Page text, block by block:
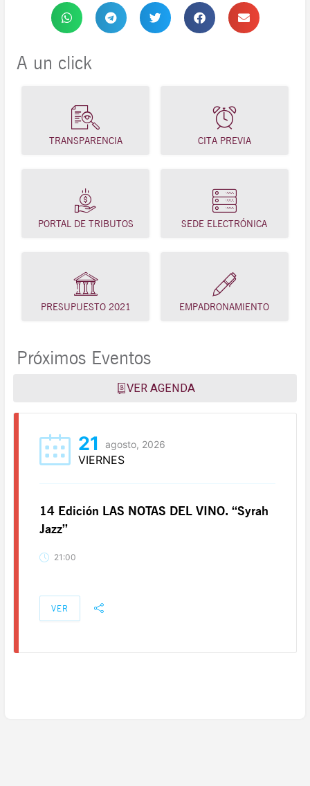
A un click
TRANSPARENCIA CITA PREVIA
PORTAL DE TRIBUTOS SEDE ELECTRÓNICA
PRESUPUESTO 2021 EMPADRONAMIENTO
Próximos Eventos
VER AGENDA
21 agosto, 2026
VIERNES
14 Edición LAS NOTAS DEL VINO. “Syrah
Jazz”
21:00
VER